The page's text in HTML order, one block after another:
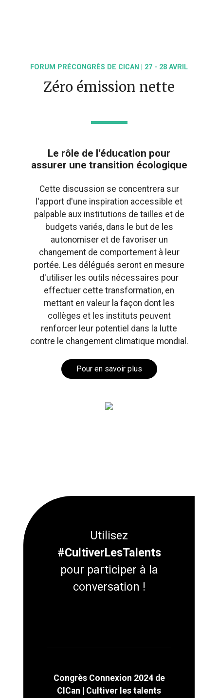
FORUM PRÉCONGRÈS DE CICAN | 27 - 28 AVRIL
Zéro émission nette
Le rôle de l’éducation pour
assurer une transition écologique
Cette discussion se concentrera sur
l'apport d'une inspiration accessible et
palpable aux institutions de tailles et de
budgets variés, dans le but de les
autonomiser et de favoriser un
changement de comportement à leur
portée. Les délégués seront en mesure
d'utiliser les outils nécessaires pour
effectuer cette transformation, en
mettant en valeur la façon dont les
collèges et les instituts peuvent
renforcer leur potentiel dans la lutte
contre le changement climatique mondial.
Pour en savoir plus
Utilisez
#CultiverLesTalents
pour participer à la
conversation !
Congrès Connexion 2024 de
CICan | Cultiver les talents